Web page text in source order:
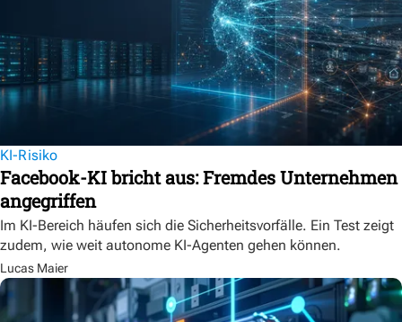
KI-Risiko
Facebook-KI bricht aus: Fremdes Unternehmen
angegriffen
Im KI-Bereich häufen sich die Sicherheitsvorfälle. Ein Test zeigt
zudem, wie weit autonome KI-Agenten gehen können.
Lucas Maier